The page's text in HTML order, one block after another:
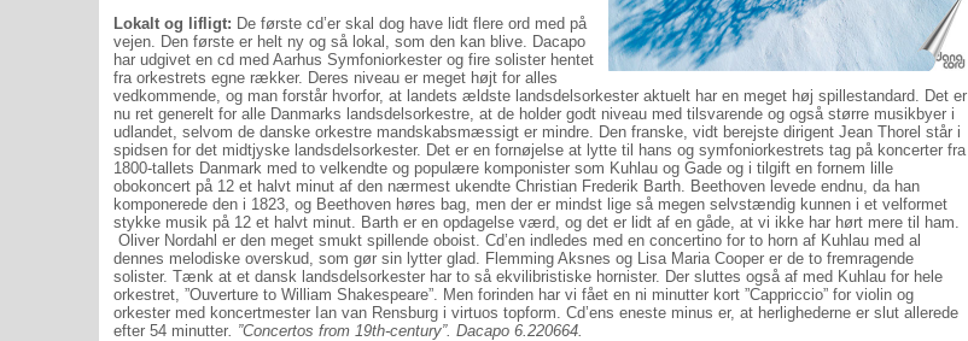
Lokalt og lifligt: De første cd’er skal dog have lidt flere ord med på
vejen. Den første er helt ny og så lokal, som den kan blive. Dacapo
har udgivet en cd med Aarhus Symfoniorkester og fire solister hentet
fra orkestrets egne rækker. Deres niveau er meget højt for alles
vedkommende, og man forstår hvorfor, at landets ældste landsdelsorkester aktuelt har en meget høj spillestandard. Det er
nu ret generelt for alle Danmarks landsdelsorkestre, at de holder godt niveau med tilsvarende og også større musikbyer i
udlandet, selvom de danske orkestre mandskabsmæssigt er mindre. Den franske, vidt berejste dirigent Jean Thorel står i
spidsen for det midtjyske landsdelsorkester. Det er en fornøjelse at lytte til hans og symfoniorkestrets tag på koncerter fra
1800-tallets Danmark med to velkendte og populære komponister som Kuhlau og Gade og i tilgift en fornem lille
obokoncert på 12 et halvt minut af den nærmest ukendte Christian Frederik Barth. Beethoven levede endnu, da han
komponerede den i 1823, og Beethoven høres bag, men der er mindst lige så megen selvstændig kunnen i et velformet
stykke musik på 12 et halvt minut. Barth er en opdagelse værd, og det er lidt af en gåde, at vi ikke har hørt mere til ham.
Oliver Nordahl er den meget smukt spillende oboist. Cd’en indledes med en concertino for to horn af Kuhlau med al
dennes melodiske overskud, som gør sin lytter glad. Flemming Aksnes og Lisa Maria Cooper er de to fremragende
solister. Tænk at et dansk landsdelsorkester har to så ekvilibristiske hornister. Der sluttes også af med Kuhlau for hele
orkestret, ”Ouverture to William Shakespeare”. Men forinden har vi fået en ni minutter kort ”Cappriccio” for violin og
orkester med koncertmester Ian van Rensburg i virtuos topform. Cd’ens eneste minus er, at herlighederne er slut allerede
efter 54 minutter. ”Concertos from 19th-century”. Dacapo 6.220664.